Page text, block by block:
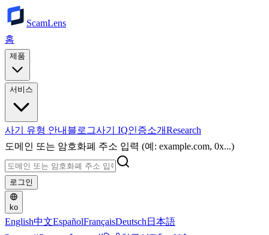
ScamLens
홈
제품
서비스
사기 유형 안내 블로그사기 IQ인증소개Research
도메인 또는 암호화폐 주소 입력 (예: example.com, 0x...)
로그인
ko
English中文EspañolFrançaisDeutsch 日本語